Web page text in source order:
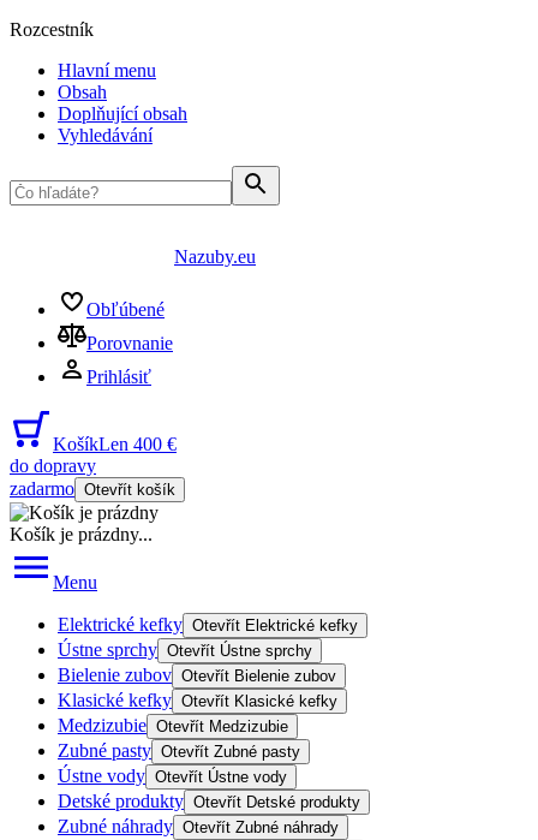
Rozcestník
Hlavní menu
Obsah
Doplňující obsah
Vyhledávání
Nazuby.eu
Obľúbené
Porovnanie
Prihlásiť
KošíkLen 400 €
do dopravy
zadarmo Otevřít košík
Košík je prázdny...
Menu
Elektrické kefky Otevřít Elektrické kefky
Ústne sprchy Otevřít Ústne sprchy
Bielenie zubov Otevřít Bielenie zubov
Klasické kefky Otevřít Klasické kefky
Medzizubie Otevřít Medzizubie
Zubné pasty Otevřít Zubné pasty
Ústne vody Otevřít Ústne vody
Detské produkty Otevřít Detské produkty
Zubné náhrady Otevřít Zubné náhrady